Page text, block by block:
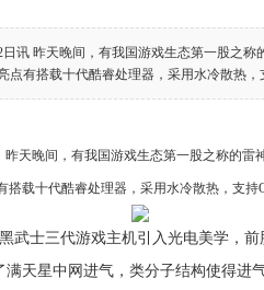
昨天晚间，有我国游戏生态第一股之称
点有搭载十代酷睿处理器，采用水冷散热
昨天晚间，有我国游戏生态第一股之称的雷
搭载十代酷睿处理器，采用水冷散热，支持
士三代游戏主机引入光电美学，前
天星中网进气，类分子结构使得进